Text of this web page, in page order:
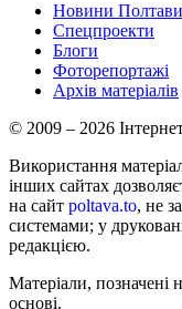
Новини Полтави
Спецпроекти
Блоги
Фоторепортажі
Архів матеріалів
© 2009 – 2026
Використання
інших сайтах
на сайт poltava.to, не
системами; у
редакцією.
Матеріали, позначені
основі.